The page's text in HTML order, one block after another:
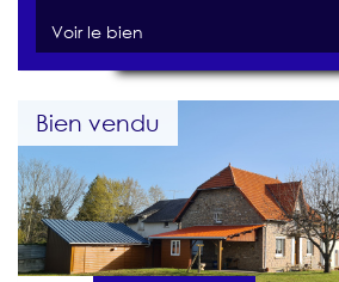
Voir le bien
Bien vendu